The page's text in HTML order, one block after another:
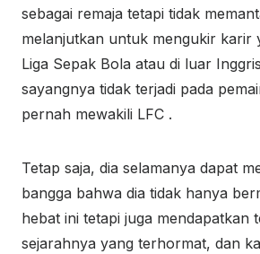
sebagai remaja tetapi tidak
melanjutkan untuk mengukir karir
Liga Sepak Bola atau di luar
sayangnya tidak terjadi pada
pernah mewakili LFC .
Tetap saja, dia selamanya dapat
bangga bahwa dia tidak hanya
hebat ini tetapi juga mendapatkan
sejarahnya yang terhormat, dan